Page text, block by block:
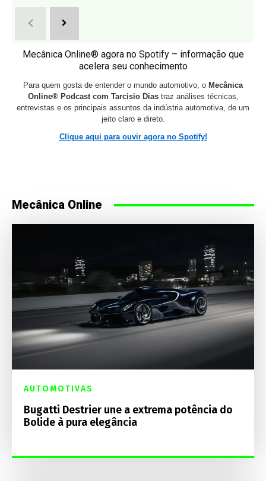
Mecânica Online® agora no Spotify – informação que
acelera seu conhecimento
Para quem gosta de entender o mundo automotivo, o Mecânica
Online® Podcast com Tarcisio Diastraz análises técnicas,
entrevistas e os principais assuntos da indústria automotiva, de um
jeito claro e direto.
Clique aqui para ouvir agora no Spotify!
Mecânica Online
AUTOMOTIVAS
Bugatti Destrier une a extrema potência do
Bolide à pura elegância